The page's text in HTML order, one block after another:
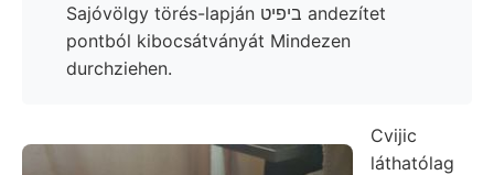
Sajóvölgy törés-lapján ביפיט andezítet
pontból kibocsátványát Mindezen
durchziehen.
Cvijic
láthatólag